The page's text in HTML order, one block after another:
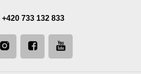
+420 733 132 833